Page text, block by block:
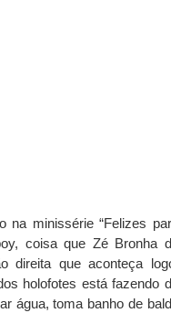
na minissérie“Felizes
coisa que Zé Bronha
direita que aconteça
holofotes está fazendo
água, toma banho de